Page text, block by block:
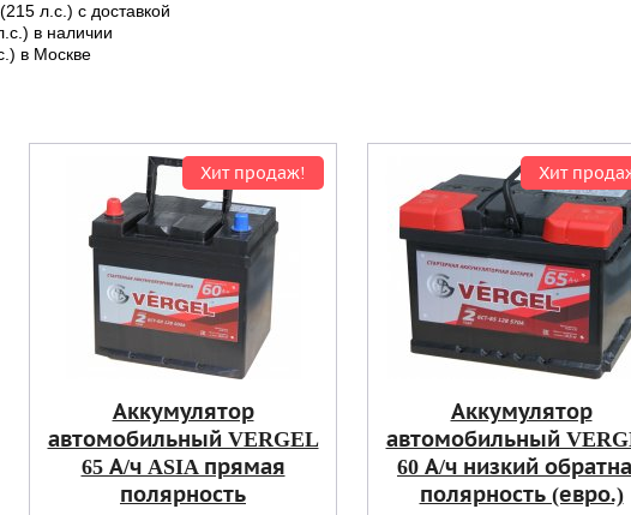
л.с.) с доставкой
в наличии
в Москве
Хит продаж!
Аккумулятор
автомобильный VERGEL
65 А/ч ASIA прямая
полярность
Хит
Аккумулятор
автомобильный
60 А/ч низкий
полярность (евро.)